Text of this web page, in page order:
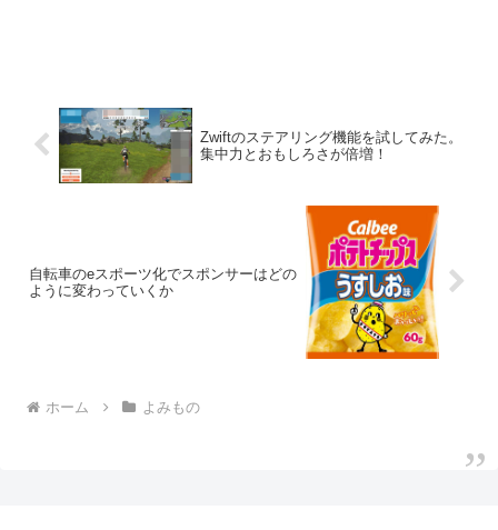
Zwiftのステアリング機能を試してみた。
集中力とおもしろさが倍増！
自転車のeスポーツ化でスポンサーはどの
ように変わっていくか
ホーム よみもの